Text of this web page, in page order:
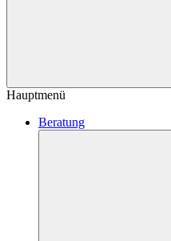
Hauptmenü
Beratung